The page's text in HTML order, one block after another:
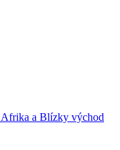
Afrika a Blízky východ